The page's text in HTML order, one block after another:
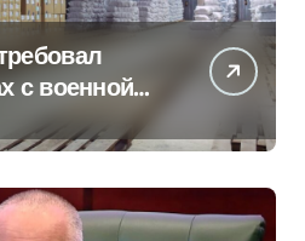
с военной